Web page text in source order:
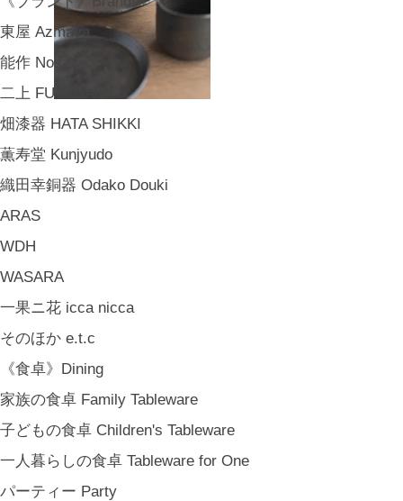
東屋 Azmaya
能作 Nosaku
二上 FUTAGAMI
畑漆器 HATA SHIKKI
薫寿堂 Kunjyudo
織田幸銅器 Odako Douki
ARAS
WDH
WASARA
一果ニ花 icca nicca
そのほか e.t.c
《食卓》Dining
家族の食卓 Family Tableware
子どもの食卓 Children's Tableware
一人暮らしの食卓 Tableware for One
パーティー Party